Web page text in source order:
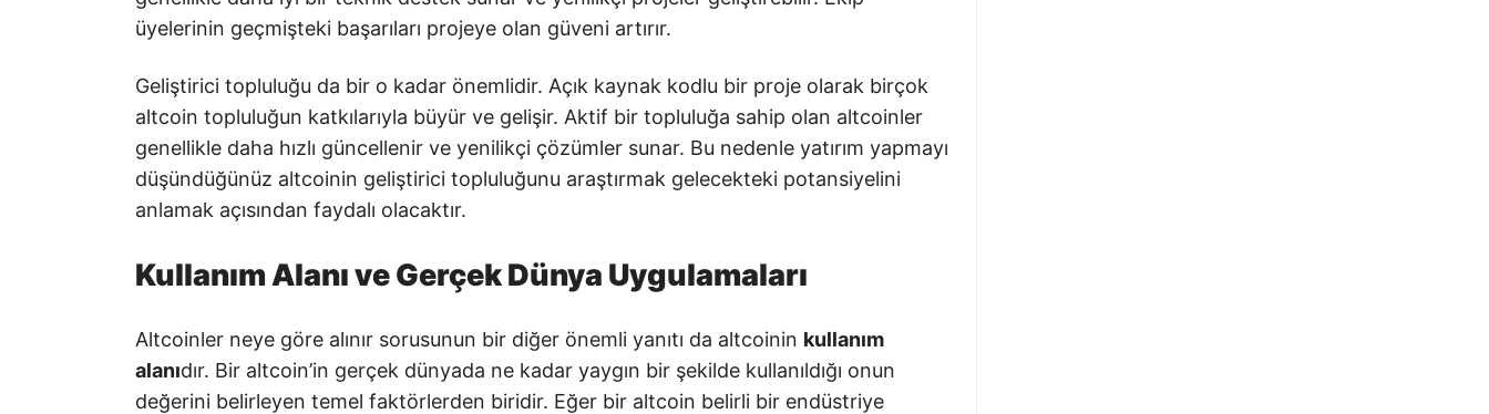
üyelerinin geçmişteki başarıları projeye olan güveni artırır.
Geliştirici topluluğu da bir o kadar önemlidir. Açık kaynak kodlu bir proje olarak birçok
altcoin topluluğun katkılarıyla büyür ve gelişir. Aktif bir topluluğa sahip olan altcoinler
genellikle daha hızlı güncellenir ve yenilikçi çözümler sunar. Bu nedenle yatırım yapmayı
düşündüğünüz altcoinin geliştirici topluluğunu araştırmak gelecekteki potansiyelini
anlamak açısından faydalı olacaktır.
Kullanım Alanı ve Gerçek Dünya Uygulamaları
Altcoinler neye göre alınır sorusunun bir diğer önemli yanıtı da altcoinin kullanım
alanıdır. Bir altcoin’in gerçek dünyada ne kadar yaygın bir şekilde kullanıldığı onun
değerini belirleyen temel faktörlerden biridir. Eğer bir altcoin belirli bir endüstriye